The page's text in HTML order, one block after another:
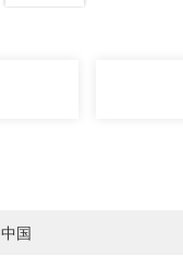
中国